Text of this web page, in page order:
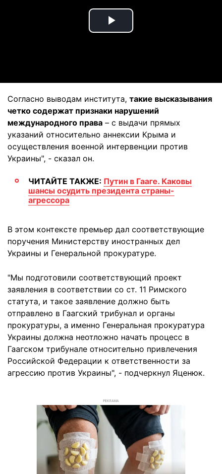
Play
Согласно выводам института, такие высказывания
четко содержат признаки нарушений
международного права – с выдачи прямых
указаний относительно аннексии Крыма и
осуществления военной интервенции против
Украины", - сказал он.
ЧИТАЙТЕ ТАКЖЕ: Путин в Гааге. Каковы
шансы осудить президента страны-
агрессора
В этом контексте премьер дал соответствующие
поручения Министерству иностранных дел
Украины и Генеральной прокуратуре.
"Мы подготовили соответствующий проект
заявления в соответствии со ст. 11 Римского
статута, и такое заявление должно быть
отправлено в Гаагский трибунал и органы
прокуратуры, а именно Генеральная прокуратура
Украины должна неотложно начать процесс в
Гаагском трибунале относительно привлечения
Российской Федерации к ответственности за
агрессию против Украины", - подчеркнул Яценюк.
РЕКЛАМА